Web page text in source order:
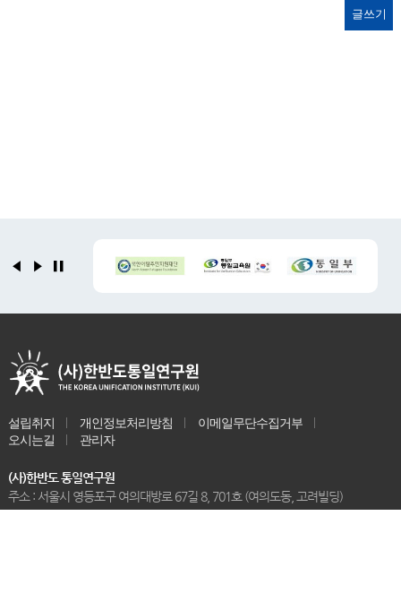
글쓰기
설립취지 개인정보처리방침
이메일무단수집거부
오시는길
관리자
(사)한반도 통일연구원
주소 : 서울시 영등포구 여의대방로 67길 8, 701호 (여의도동, 고려빌딩)